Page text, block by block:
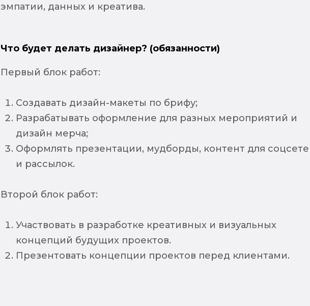
эмпатии, данных и креатива.
Что будет делать дизайнер? (обязанности)
Первый блок работ:
Создавать дизайн-макеты по брифу;
Разрабатывать оформление для разных мероприятий и
дизайн мерча;
Оформлять презентации, мудборды, контент для
и рассылок.
Второй блок работ:
Участвовать в разработке креативных и визуальных
концепций будущих проектов.
Презентовать концепции проектов перед клиентами.